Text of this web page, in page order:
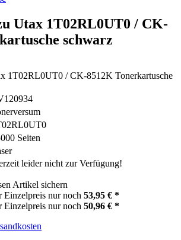
Utax 1T02RL0UT0 / CK-
schwarz
Seiten
leider nicht zur Verfügung!
Artikel sichern
Einzelpreis nur noch 53,95 € *
Einzelpreis nur noch 50,96 € *